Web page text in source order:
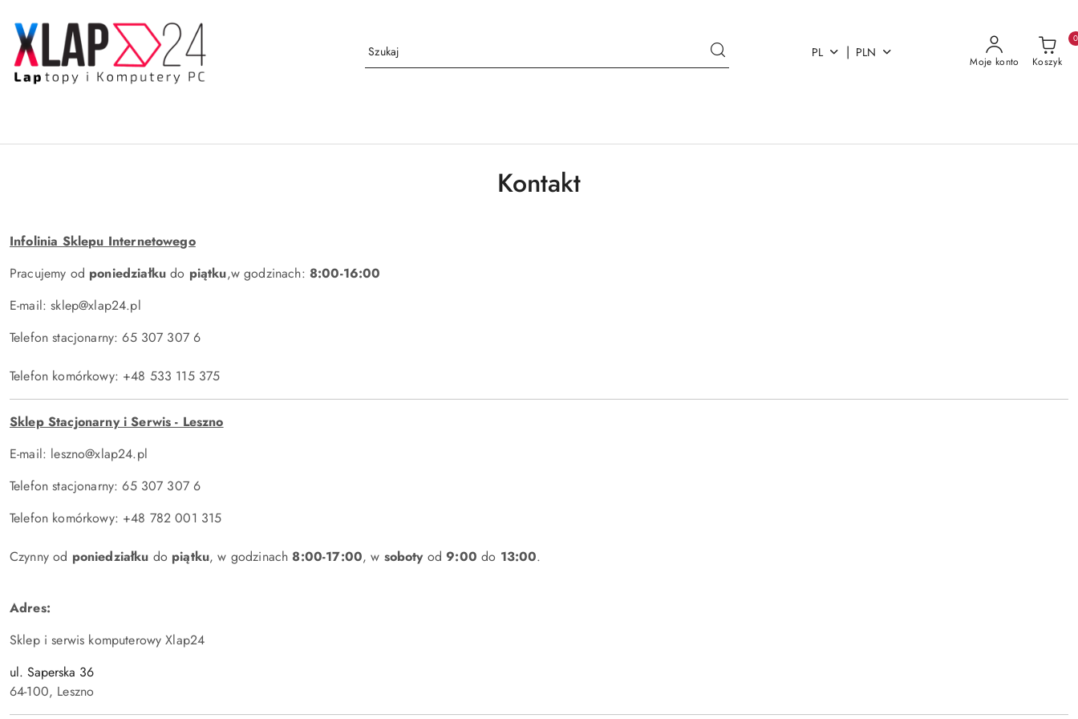
PL | PLN
Moje konto Koszyk
0
Kontakt
Infolinia Sklepu Internetowego
Pracujemy od poniedziałku do piątku,w godzinach: 8:00-16:00
E-mail: sklep@xlap24.pl
Telefon stacjonarny: 65 307 307 6
Telefon komórkowy: +48 533 115 375
Sklep Stacjonarny i Serwis - Leszno
E-mail: leszno@xlap24.pl
Telefon stacjonarny: 65 307 307 6
Telefon komórkowy: +48 782 001 315
Czynny od poniedziałku do piątku, w godzinach 8:00-17:00, w soboty od9:00do 13:00.
Adres:
Sklep i serwis komputerowy Xlap24
ul. Saperska 36
64-100, Leszno